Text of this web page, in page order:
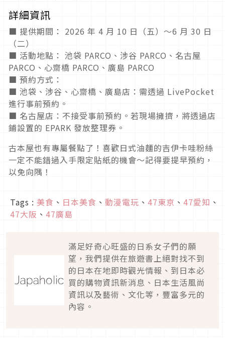
詳細資訊
■ 提供期間： 2026 年 4 月 10 日（五）～6 月 30 日
（二）
■ 活動地點： 池袋 PARCO、涉谷 PARCO、名古屋
PARCO、心齋橋 PARCO、廣島 PARCO
■ 預約方式：
■ 池袋、涉谷、心齋橋、廣島店：需透過 LivePocket
進行事前預約。
■ 名古屋店：不接受事前預約。若現場擁擠，將透過店
鋪設置的 EPARK 發放整理券。
古本屋也有專屬餐點了！喜歡日式油麵的吉伊卡哇粉絲
一定不能錯過入手限定貼紙的機會～記得要提早預約，
以免向隅！
Tags : 美食 、 日本美食 、 動漫電玩 、 47東京 、 47愛知 、
47大阪 、 47廣島
滿足好奇心旺盛的日系女子們的願
望，我們提供在旅遊書上絕對找不到
的日本在地即時觀光情報、到日本必
買的購物資訊新消息、日本生活風尚
資訊以及藝術、文化等，豐富多元的
內容。